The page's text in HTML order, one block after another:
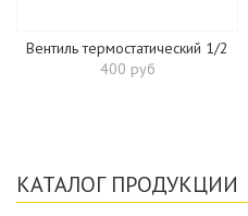
Вентиль термостатический 1/2
400 руб
КАТАЛОГ ПРОДУКЦИИ